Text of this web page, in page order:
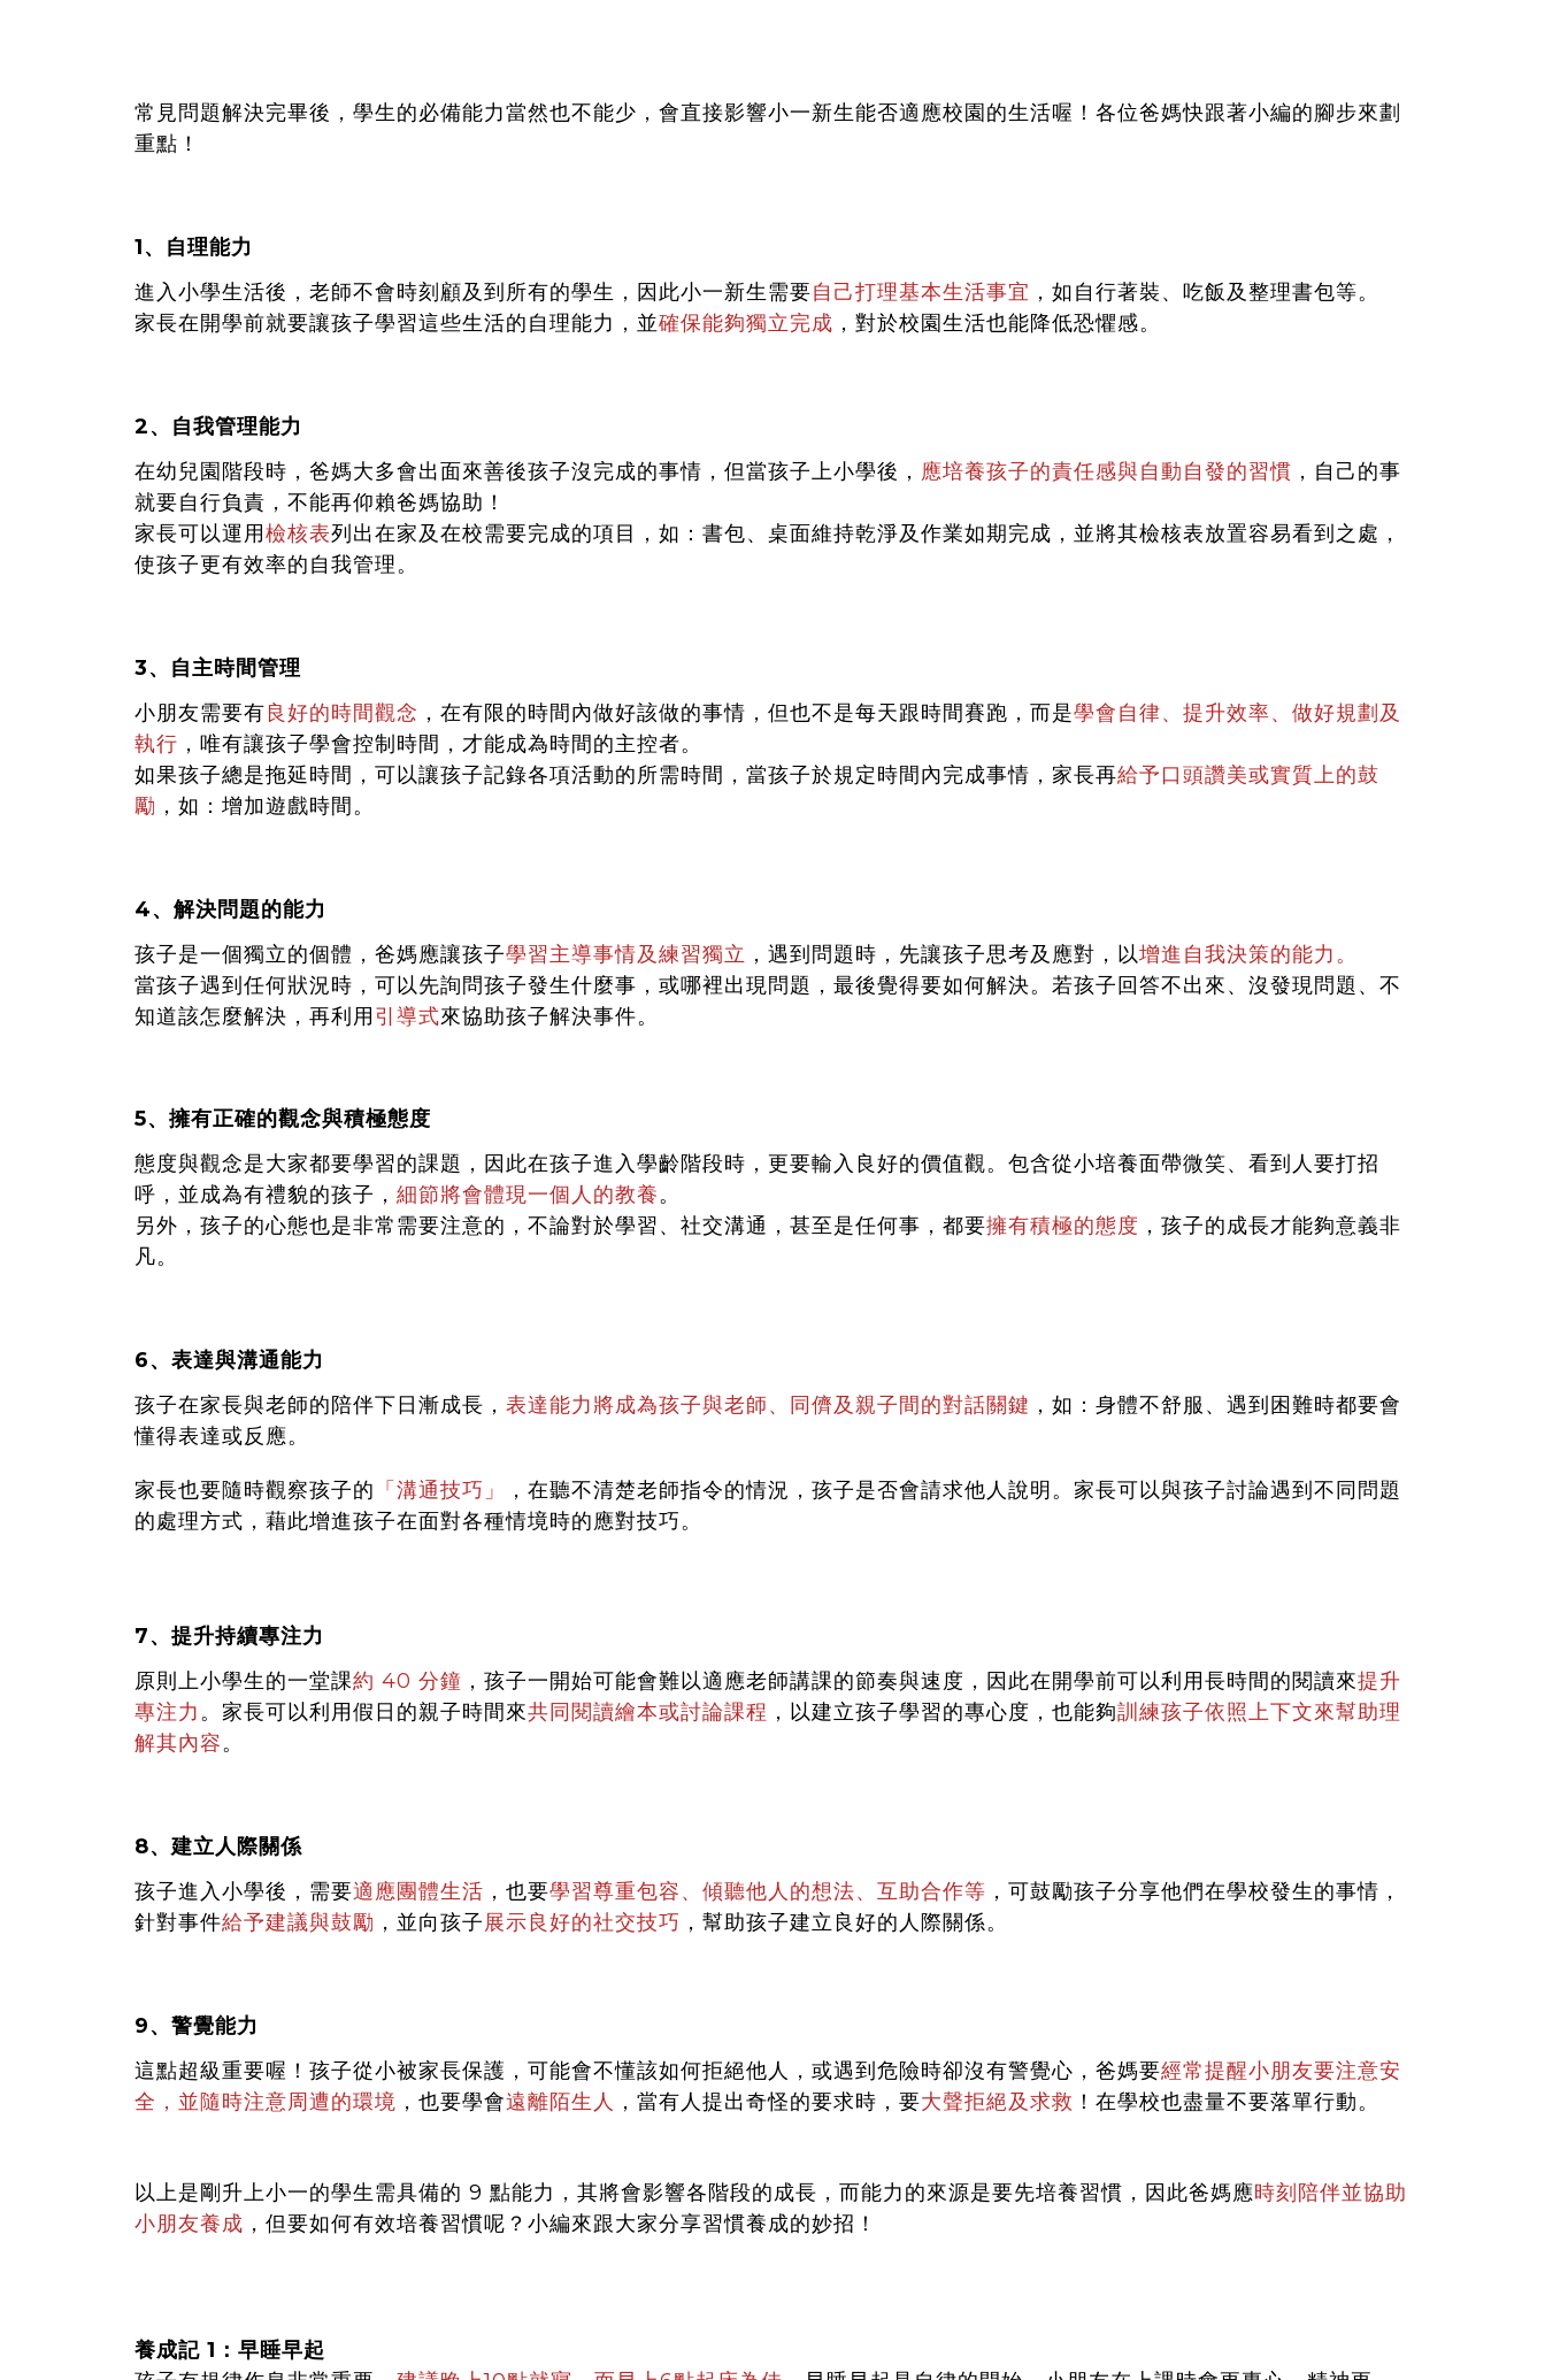
常見問題解決完畢後，學生的必備能力當然也不能少，會直接影響小一新生能否適應校園的生活喔！各位爸媽快跟著小編的腳步來劃
重點！
1、自理能力
進入小學生活後，老師不會時刻顧及到所有的學生，因此小一新生需要自己打理基本生活事宜 ，如自行著裝、吃飯及整理書包等。
家長在開學前就要讓孩子學習這些生活的自理能力，並確保能夠獨立完成 ，對於校園生活也能降低恐懼感。
2、自我管理能力
在幼兒園階段時，爸媽大多會出面來善後孩子沒完成的事情，但當孩子上小學後， 應培養孩子的責任感與自動自發的習慣 ，自己的事
就要自行負責，不能再仰賴爸媽協助！
家長可以運用檢核表列 出在家及在校需要完成的項目，如：書包、桌面維持乾淨及作業如期完成，並將其檢核表放置容易看到之處，
使孩子更有效率的自我管理。
3、自主時間管理
小朋友需要有良好的時間觀念 ，在有限的時間內做好該做的事情，但也不是每天跟時間賽跑，而是學會自律、提升效率、做好規劃及
執行 ，唯有讓孩子學會控制時間，才能成為時間的主控者。
如果孩子總是拖延時間，可以讓孩子記錄各項活動的所需時間，當孩子於規定時間內完成事情，家長再給予口頭讚美或實質上的鼓
勵 ，如：增加遊戲時間。
4、解決問題的能力
孩子是一個獨立的個體，爸媽應讓孩子學習主導事情及練習獨立 ，遇到問題時，先讓孩子思考及應對，以增進自我決策的能力。
當孩子遇到任何狀況時，可以先詢問孩子發生什麼事，或哪裡出現問題，最後覺得要如何解決。若孩子回答不出來、沒發現問題、不
知道該怎麼解決，再利用引導式來協助孩子解決事件。
5、擁有正確的觀念與積極態度
態度與觀念是大家都要學習的課題，因此在孩子進入學齡階段時，更要輸入良好的價值觀。包含從小培養面帶微笑、看到人要打招
呼，並成為有禮貌的孩子， 細節將會體現一個人的教養。
另外，孩子的心態也是非常需要注意的，不論對於學習、社交溝通，甚至是任何事，都要擁有積極的態度 ，孩子的成長才能夠意義非
凡。
6、表達與溝通能力
孩子在家長與老師的陪伴下日漸成長， 表達能力將成為孩子與老師、同儕及親子間的對話關鍵 ，如：身體不舒服、遇到困難時都要會
懂得表達或反應。
家長也要隨時觀察孩子的 「溝通技巧」
，在聽不清楚老師指令的情況，孩子是否會請求他人說明。家長可以與孩子討論遇到不同問題
的處理方式，藉此增進孩子在面對各種情境時的應對技巧。
7、提升持續專注力
原則上小學生的一堂課約 40 分鐘 ，孩子一開始可能會難以適應老師講課的節奏與速度，因此在開學前可以利用長時間的閱讀來提升
專注力。 家長可以利用假日的親子時間來共同閱讀繪本或討論課程 ，以建立孩子學習的專心度，也能夠訓練孩子依照上下文來幫助理
解其內容。
8、建立人際關係
孩子進入小學後，需要適應團體生活 ，也要學習尊重包容、傾聽他人的想法、互助合作等 ，可鼓勵孩子分享他們在學校發生的事情，
針對事件給予建議與鼓勵 ， 並向孩子展示良好的社交技巧 ，幫助孩子建立良好的人際關係。
9、警覺能力
這點超級重要喔！孩子從小被家長保護，可能會不懂該如何拒絕他人，或遇到危險時卻沒有警覺心，爸媽要經常提醒小朋友要注意安
全，並隨時注意周遭的環境 ， 也要學會遠離陌生人 ，當有人提出奇怪的要求時，要大聲拒絕及求救 ！ 在學校也盡量不要落單行動。
以上是剛升上小一的學生需具備的 9 點能力，其將會影響各階段的成長，而能力的來源是要先培養習慣，因此爸媽應時刻陪伴並協助
小朋友養成 ，但要如何有效培養習慣呢？小編來跟大家分享習慣養成的妙招！
養成記 1：早睡早起